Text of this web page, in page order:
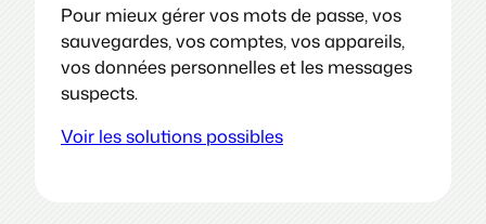
Pour mieux gérer vos mots de passe, vos
sauvegardes, vos comptes, vos appareils,
vos données personnelles et les messages
suspects.
Voir les solutions possibles